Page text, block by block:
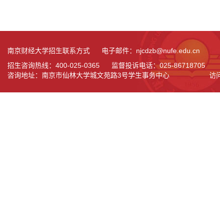
南京财经大学招生联系方式 电子邮件：njcdzb@nufe.edu.cn
招生咨询热线：400-025-0365 监督投诉电话：025-86718705
咨询地址：南京市仙林大学城文苑路3号学生事务中心
访